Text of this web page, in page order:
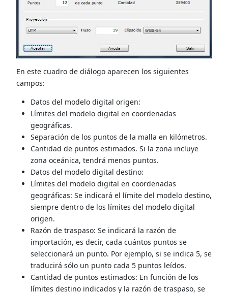
En este cuadro de diálogo aparecen los siguientes
campos:
Datos del modelo digital origen:
Límites del modelo digital en coordenadas
geográficas.
Separación de los puntos de la malla en kilómetros.
Cantidad de puntos estimados. Si la zona incluye
zona oceánica, tendrá menos puntos.
Datos del modelo digital destino:
Límites del modelo digital en coordenadas
geográficas: Se indicará el límite del modelo destino,
siempre dentro de los límites del modelo digital
origen.
Razón de traspaso: Se indicará la razón de
importación, es decir, cada cuántos puntos se
seleccionará un punto. Por ejemplo, si se indica 5, se
traducirá sólo un punto cada 5 puntos leídos.
Cantidad de puntos estimados: En función de los
límites destino indicados y la razón de traspaso, se